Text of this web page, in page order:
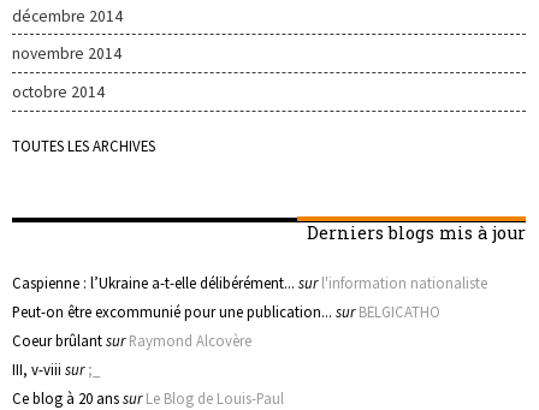
décembre 2014
novembre 2014
octobre 2014
TOUTES LES ARCHIVES
Derniers blogs mis à jour
Caspienne : l’Ukraine a-t-elle délibérément... surl'information nationaliste
Peut-on être excommunié pour une publication... surBELGICATHO
Coeur brûlantsurRaymond Alcovère
III, v-viii sur;_
Ce blog à 20 anssurLe Blog de Louis-Paul